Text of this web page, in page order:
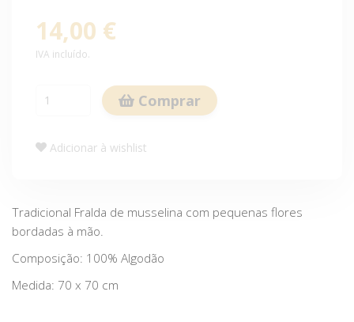
14,00 €
IVA incluído.
Comprar
Adicionar à wishlist
Tradicional Fralda de musselina com pequenas flores
bordadas à mão.
Composição: 100% Algodão
Medida: 70 x 70 cm